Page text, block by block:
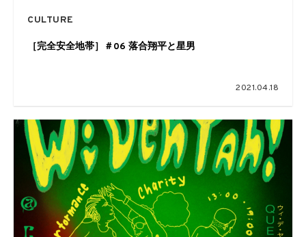
CULTURE
［完全安全地帯］＃06 落合翔平と星男
2021.04.18